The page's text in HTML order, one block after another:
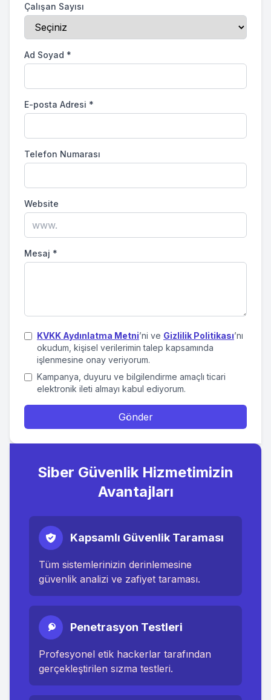
Çalışan Sayısı
Ad Soyad *
E-posta Adresi *
Telefon Numarası
Website
Mesaj *
KVKK Aydınlatma Metni’ni ve Gizlilik Politikası’nı
okudum, kişisel verilerimin talep kapsamında
işlenmesine onay veriyorum.
Kampanya, duyuru ve bilgilendirme amaçlı ticari
elektronik ileti almayı kabul ediyorum.
Gönder
Siber Güvenlik Hizmetimizin
Avantajları
Kapsamlı Güvenlik Taraması
Tüm sistemlerinizin derinlemesine
güvenlik analizi ve zafiyet taraması.
Penetrasyon Testleri
Profesyonel etik hackerlar tarafından
gerçekleştirilen sızma testleri.